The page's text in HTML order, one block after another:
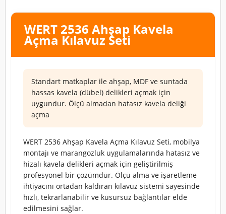
WERT 2536 Ahşap Kavela
Açma Kılavuz Seti
Standart matkaplar ile ahşap, MDF ve suntada
hassas kavela (dübel) delikleri açmak için
uygundur. Ölçü almadan hatasız kavela deliği
açma
WERT 2536 Ahşap Kavela Açma Kılavuz Seti, mobilya
montajı ve marangozluk uygulamalarında hatasız ve
hizalı kavela delikleri açmak için geliştirilmiş
profesyonel bir çözümdür. Ölçü alma ve işaretleme
ihtiyacını ortadan kaldıran kılavuz sistemi sayesinde
hızlı, tekrarlanabilir ve kusursuz bağlantılar elde
edilmesini sağlar.